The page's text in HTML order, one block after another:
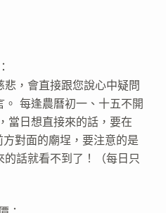
，會直接跟您說心中疑問
每逢農曆初一、十五不開
當日想直接來的話，要在
對面的廟埕，要注意的是
話就看不到了！（每日只